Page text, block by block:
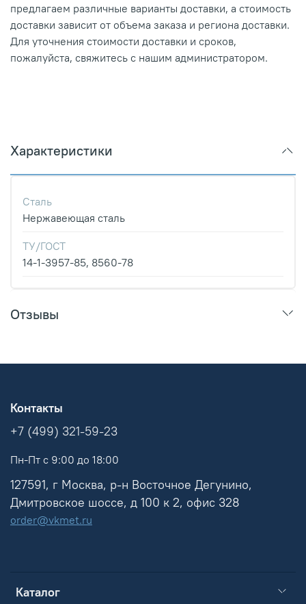
предлагаем различные варианты доставки, а стоимость
доставки зависит от объема заказа и региона доставки.
Для уточнения стоимости доставки и сроков,
пожалуйста, свяжитесь с нашим администратором.
Характеристики
Сталь
Нержавеющая сталь
ТУ/ГОСТ
14-1-3957-85, 8560-78
Отзывы
Каталог
Контакты
+7 (499) 321-59-23
Пн-Пт с 9:00 до 18:00
127591, г Москва, р-н Восточное Дегунино,
Дмитровское шоссе, д 100 к 2, офис 328
order@vkmet.ru